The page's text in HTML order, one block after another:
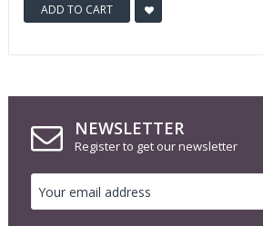
ADD TO CART
NEWSLETTER
Register to get our newsletter